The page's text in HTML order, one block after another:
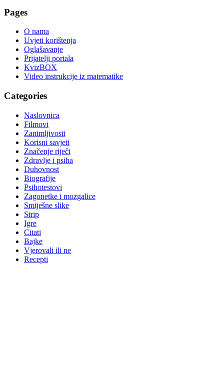
Pages
O nama
Uvjeti korištenja
Oglašavanje
Prijatelji portala
KvizBOX
Video instrukcije iz matematike
Categories
Naslovnica
Filmovi
Zanimljivosti
Korisni savjeti
Značenje riječi
Zdravlje i psiha
Duhovnost
Biografije
Psihotestovi
Zagonetke i mozgalice
Smiješne slike
Strip
Igre
Citati
Bajke
Vjerovali ili ne
Recepti